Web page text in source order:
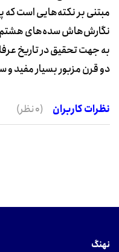
مبتنی بر نکته‌هایی است که
نگارش‌هاش سده‌های هشتم
به جهت تحقیق در تاریخ
دو قرن مزبور بسیار مفید
نظرات کاربران (0 نظر)
نهنگ